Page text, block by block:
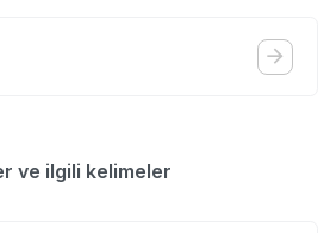
ve ilgili kelimeler